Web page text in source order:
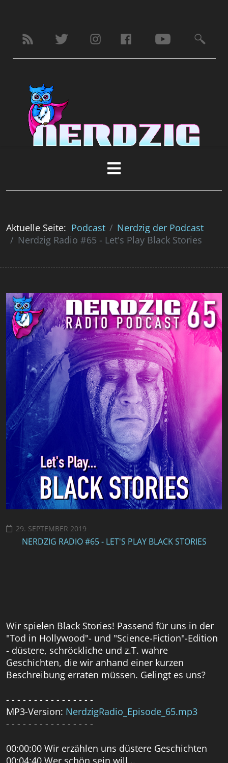
Aktuelle Seite: Podcast
Nerdzig der Podcast
Nerdzig Radio #65 - Let's Play Black Stories
29. SEPTEMBER 2019
NERDZIG RADIO #65 - LET'S PLAY BLACK STORIES
Wir spielen Black Stories! Passend für uns in der
"Tod in Hollywood"- und "Science-Fiction"-Edition
- düstere, schröckliche und z.T. wahre
Geschichten, die wir anhand einer kurzen
Beschreibung erraten müssen. Gelingt es uns?
- - - - - - - - - - - - - - - -
MP3-Version: NerdzigRadio_Episode_65.mp3
- - - - - - - - - - - - - - - -
00:00:00 Wir erzählen uns düstere Geschichten